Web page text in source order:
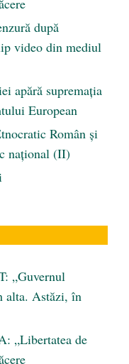
după
video din mediul
apără supremația
European
Român şi
naţional (II)
„Guvernul
alta. Astăzi, în
„Libertatea de